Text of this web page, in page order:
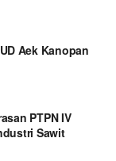
Aek Kanopan
PTPN IV
Sawit